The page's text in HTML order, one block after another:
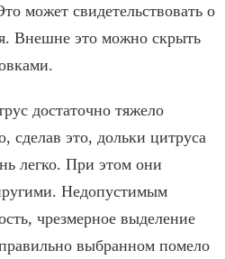
может свидетельствовать о
Внешне это можно скрыть
достаточно тяжело
сделав это, дольки цитруса
легко. При этом они
Недопустимым
чрезмерное выделение
выбранном помело